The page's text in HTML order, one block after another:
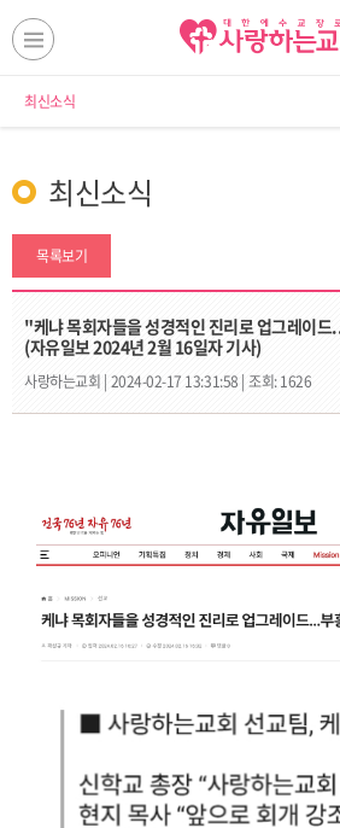
최신소식
최신소식
목록보기
"케냐 목회자들을 성경적인 진리로 업그레이
(자유일보 2024년 2월 16일자 기사)
사랑하는교회 | 2024-02-17 13:31:58 | 조회: 1626